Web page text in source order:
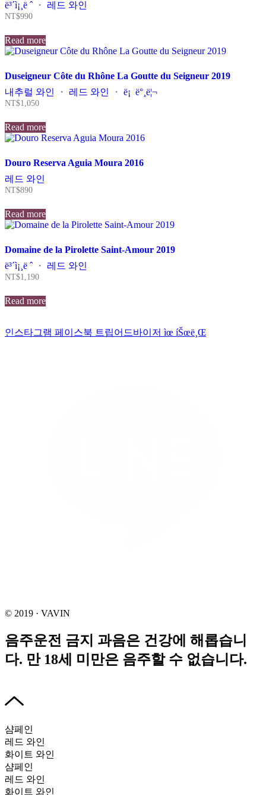
ë³´ì¡¸ë ˆ・ 레드 와인
NT$990
Read more
Duseigneur Côte du Rhône La Goutte du Seigneur 2019
내추럴 와인
・ 레드 와인 ・ ë¡ ë°¸ë¦¬
NT$1,050
Read more
Douro Reserva Aguia Moura 2016
레드 와인
NT$890
Read more
Domaine de la Pirolette Saint-Amour 2019
ë³´ì¡¸ë ˆ・ 레드 와인
NT$1,190
Read more
인스타그램 페이스북 트립어드바이저 ìœ íŠœë¸Œ
© 2019 · VAVIN
음주운전 금지 과음은 건강에 해롭습니
다. 만 18세 미만은 음주할 수 없습니다.
샴페인
레드 와인
화이트 와인
샴페인
레드 와인
화이트 와인